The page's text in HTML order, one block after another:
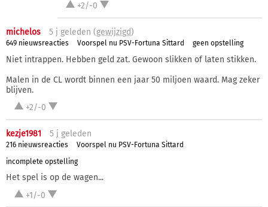
+2/-0
michelos 5 j geleden (gewijzigd)
649 nieuwsreacties Voorspel nu PSV-Fortuna Sittard geen opstelling
Niet intrappen. Hebben geld zat. Gewoon slikken of laten stikken.
Malen in de CL wordt binnen een jaar 50 miljoen waard. Mag zeker
blijven.
+2/-0
kezje1981 5 j geleden
216 nieuwsreacties
Voorspel nu PSV-Fortuna Sittard
incomplete opstelling
Het spel is op de wagen...
+1/-0